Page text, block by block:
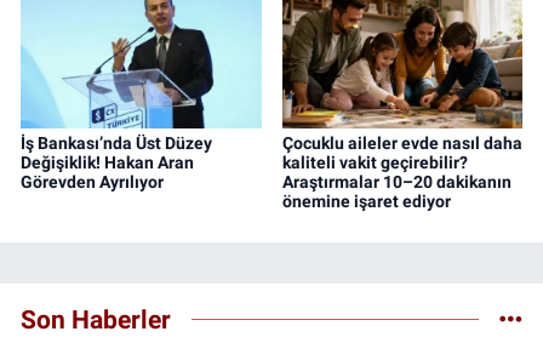
İş Bankası’nda Üst Düzey
Değişiklik! Hakan Aran
Görevden Ayrılıyor
Çocuklu aileler evde nasıl daha
kaliteli vakit geçirebilir?
Araştırmalar 10–20 dakikanın
önemine işaret ediyor
Son Haberler